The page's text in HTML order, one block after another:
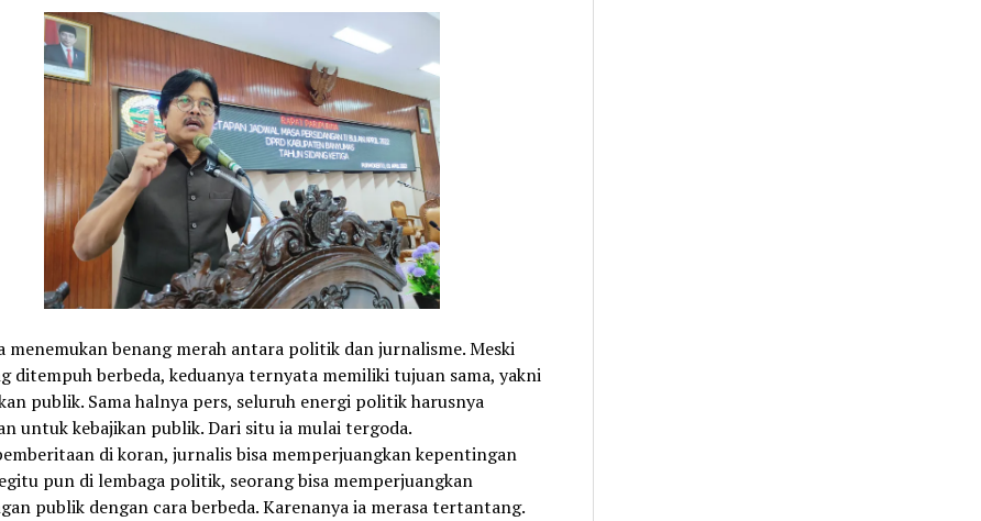
menemukan benang merah antara politik dan jurnalisme. Meski
ditempuh berbeda, keduanya ternyata memiliki tujuan sama, yakni
publik. Sama halnya pers, seluruh energi politik harusnya
untuk kebajikan publik. Dari situ ia mulai tergoda.
di koran, jurnalis bisa memperjuangkan kepentingan
pun di lembaga politik, seorang bisa memperjuangkan
publik dengan cara berbeda. Karenanya ia merasa tertantang.